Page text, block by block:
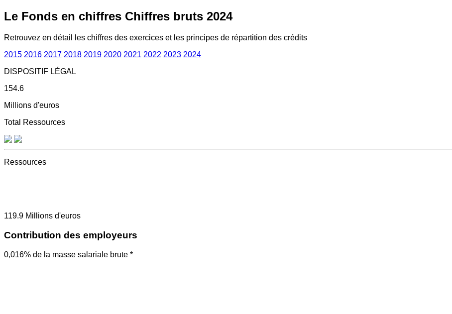
Le Fonds en chiffres Chiffres bruts 2024
Retrouvez en détail les chiffres des exercices et les principes de répartition des crédits
2015 2016 2017 2018 2019 2020 2021 2022 2023 2024
DISPOSITIF LÉGAL
154.6
Millions d'euros
Total Ressources
Ressources
119.9 Millions d'euros
Contribution des employeurs
0,016% de la masse salariale brute *